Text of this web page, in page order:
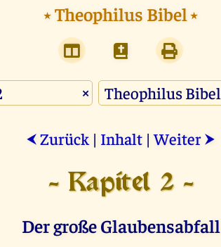
⭑Theophilus Bibel⭑
×
⮜ Zurück | Inhalt |Weiter ⮞
- Kapitel 2 -
Der große Glaubensabfall